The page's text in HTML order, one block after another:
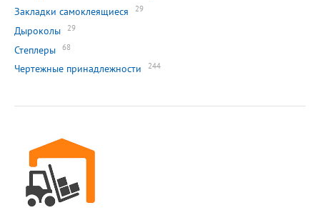
Закладки самоклеящиеся 29
Дыроколы 29
Степлеры 68
Чертежные принадлежности 244